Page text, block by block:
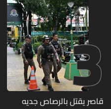
3
قاصر يقتل بالرصاص جديه